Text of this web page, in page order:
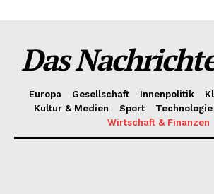
Das
Europa Gesellschaft Innenpolitik
Kultur & Medien
Sport Technologie
Wirtschaft & Finanzen